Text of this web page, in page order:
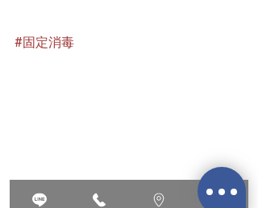
#固定消毒